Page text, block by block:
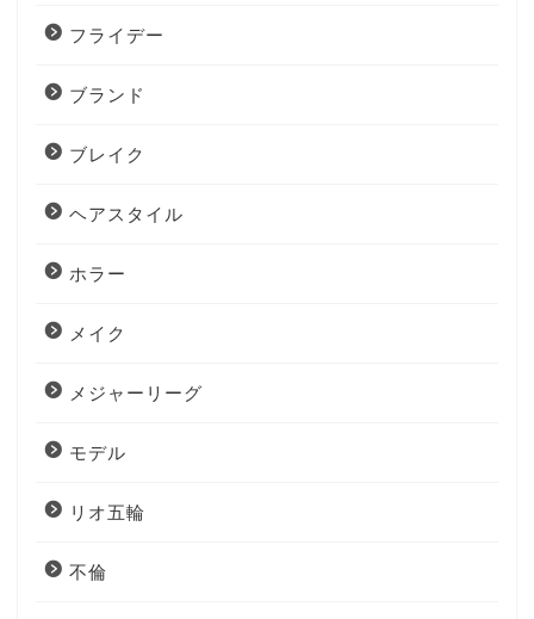
フライデー
ブランド
ブレイク
ヘアスタイル
ホラー
メイク
メジャーリーグ
モデル
リオ五輪
不倫